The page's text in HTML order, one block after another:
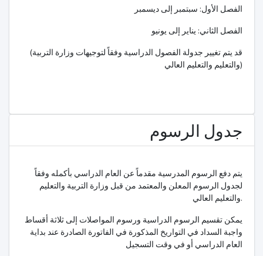
الفصل الأول: سبتمبر إلى ديسمبر
الفصل الثاني: يناير إلى يونيو
(قد يتم تغيير جدولة الفصول الدراسية وفقاً لتوجيهات وزارة التربية
والتعليم والتعليم العالي)
جدول الرسوم
يتم دفع الرسوم المدرسية مقدماً عن العام الدراسي بأكمله وفقاً
لجدول الرسوم المعلن والمعتمد من قبل وزارة التربية والتعليم
والتعليم العالي.
واجبة السداد في التواريخ المذكورة في الفاتورة الصادرة عند بداية
العام الدراسي أو في وقت التسجيل